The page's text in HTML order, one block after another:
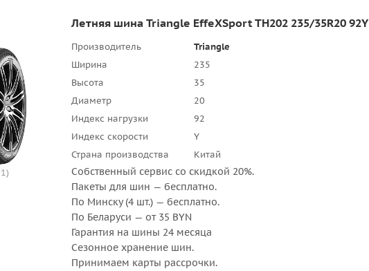
Летняя шина Triangle EffeXSport TH202 235/35R20 92Y
Производитель
Triangle
Ширина
235
Высота
35
Диаметр
20
Индекс нагрузки
92
Индекс скорости
Y
Страна производства
Китай
Собственный сервис со скидкой 20%.
Пакеты для шин — бесплатно.
По Минску (4 шт.) — бесплатно.
По Беларуси — от 35 BYN
Гарантия на шины 24 месяца
Сезонное хранение шин.
Принимаем карты рассрочки.